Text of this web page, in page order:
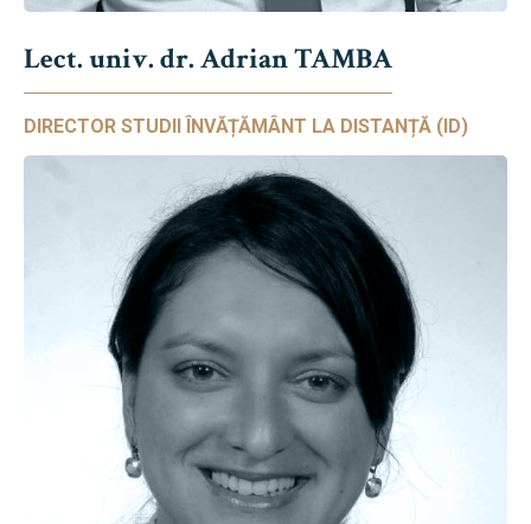
Lect. univ. dr. Adrian TAMBA
DIRECTOR STUDII ÎNVĂȚĂMÂNT LA DISTANȚĂ (ID)